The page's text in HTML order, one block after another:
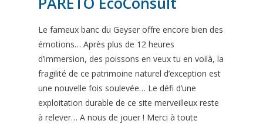
Le fameux banc du Geyser offre encore bien des
émotions… Après plus de 12 heures
d’immersion, des poissons en veux tu en voilà, la
fragilité de ce patrimoine naturel d’exception est
une nouvelle fois soulevée… Le défi d’une
exploitation durable de ce site merveilleux reste
à relever… A nous de jouer ! Merci à toute